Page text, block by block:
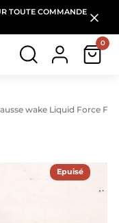
TOUTE COMMANDE
0
wake Liquid Force
Epuisé